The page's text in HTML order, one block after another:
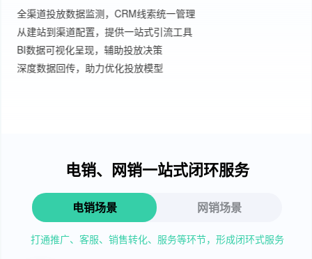
可接入全渠道，访客实时智能接待
人机协作，提升线索获客率
可提供多行业场景的专业话术优化
基于不同行业配备专业优化师团队
电销、网销一站式闭环服务
电销场景 网销场景
打通推广、客服、销售转化、服务等环节，形成闭环式服务